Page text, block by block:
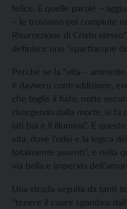
felice. E quelle parole –
– le troviamo poi compiute
Risurrezione di Cristo
definisce uno “spartiacque
Perché se la “vita –
è davvero contraddizione,
che toglie il fiato, notte
risorgendo dalla morte, si fa
lati bui e li illumina”. E questo
vita, dove l’odio e la logica
totalmente assenti”, e nella
via bella e impervia
Una strada seguita da tanti
“tenere il cuore sgombro